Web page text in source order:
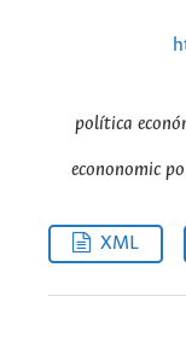
política
econonomic
XML